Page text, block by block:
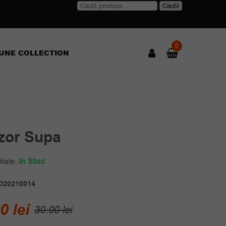
Caută
Caută
COLLECTION
0
Supa
In Stoc
30.00leiPrețul
lei
Prețul